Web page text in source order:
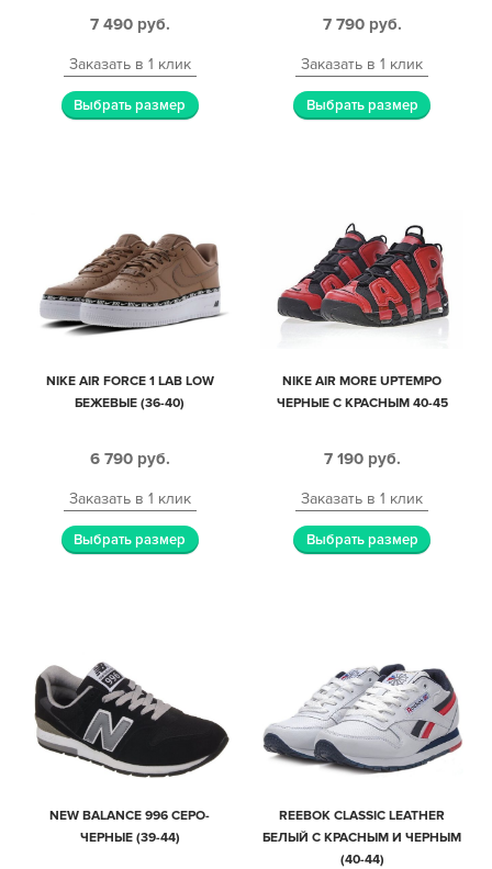
7 490 руб.
Заказать в 1 клик
Выбрать размер
7 790 руб.
Заказать в 1 клик
Выбрать размер
NIKE AIR FORCE 1 LAB LOW
БЕЖЕВЫЕ (36-40)
6 790 руб.
Заказать в 1 клик
Выбрать размер
NIKE AIR MORE UPTEMPO
ЧЕРНЫЕ С КРАСНЫМ 40-45
7 190 руб.
Заказать в 1 клик
Выбрать размер
NEW BALANCE 996 СЕРО-
ЧЕРНЫЕ (39-44)
REEBOK CLASSIC LEATHER
БЕЛЫЙ С КРАСНЫМ И ЧЕРНЫМ
(40-44)